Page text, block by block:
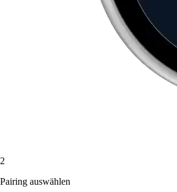
2
Pairing auswählen